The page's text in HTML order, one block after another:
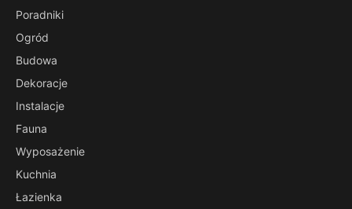
Poradniki
Ogród
Budowa
Dekoracje
Instalacje
Fauna
Wyposażenie
Kuchnia
Łazienka